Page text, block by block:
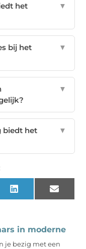
het
▼
bij het
▼
▼
biedt het
▼
LinkedIn Email
in moderne
je bezig met een